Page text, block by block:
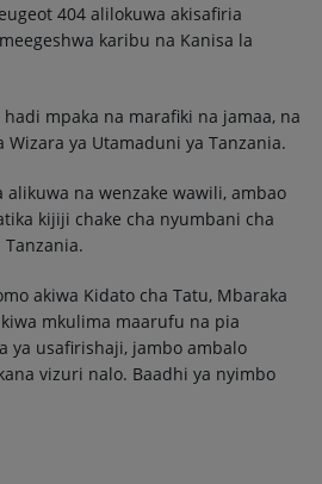
404 alilokuwa akisafiria
karibu na Kanisa la
mpaka na marafiki na jamaa, na
Wizara ya Utamaduni ya Tanzania.
alikuwa na wenzake wawili, ambao
kijiji chake cha nyumbani cha
akiwa Kidato cha Tatu, Mbaraka
mkulima maarufu na pia
ya usafirishaji, jambo ambalo
vizuri nalo. Baadhi ya nyimbo